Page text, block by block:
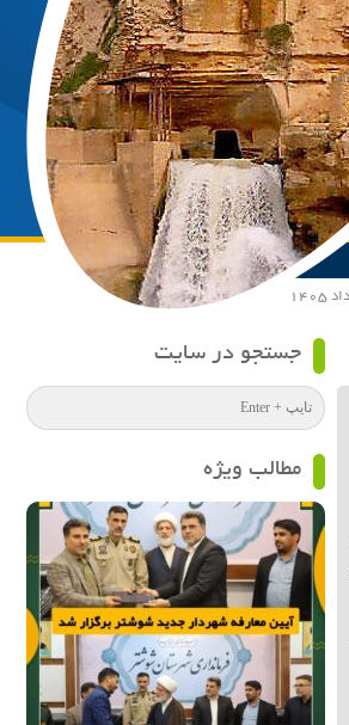
جستجو در سایت
مطالب ویژه